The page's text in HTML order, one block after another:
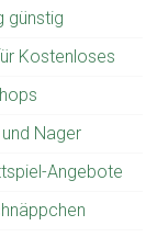
günstig
Kostenloses
Nager
Angebote